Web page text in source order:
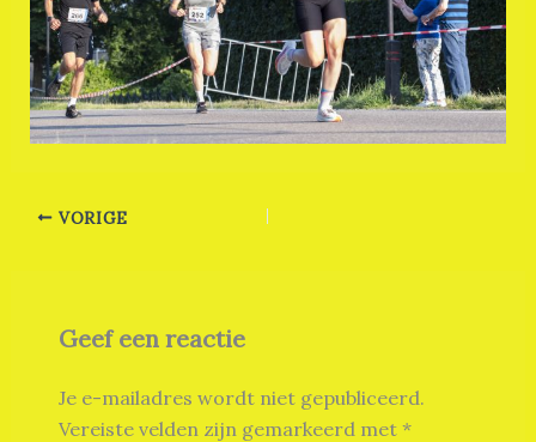
VORIGE
Geef een reactie
Je e-mailadres wordt niet gepubliceerd.
Vereiste velden zijn gemarkeerd met *